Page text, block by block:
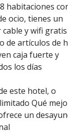
habitaciones
ocio, tienes un
y wifi gratis
de artículos de
caja fuerte y
los días
este hotel, o
Qué
un